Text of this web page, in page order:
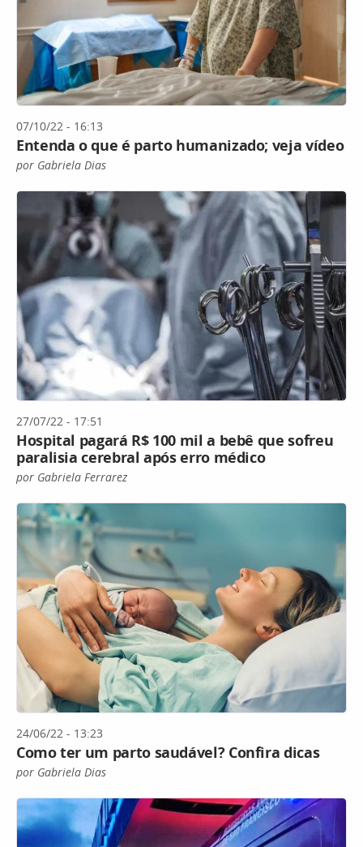
07/10/22 - 16:13
Entenda o que é parto humanizado; veja vídeo
por Gabriela Dias
27/07/22 - 17:51
Hospital pagará R$ 100 mil a bebê que sofreu
paralisia cerebral após erro médico
por Gabriela Ferrarez
24/06/22 - 13:23
Como ter um parto saudável? Confira dicas
por Gabriela Dias